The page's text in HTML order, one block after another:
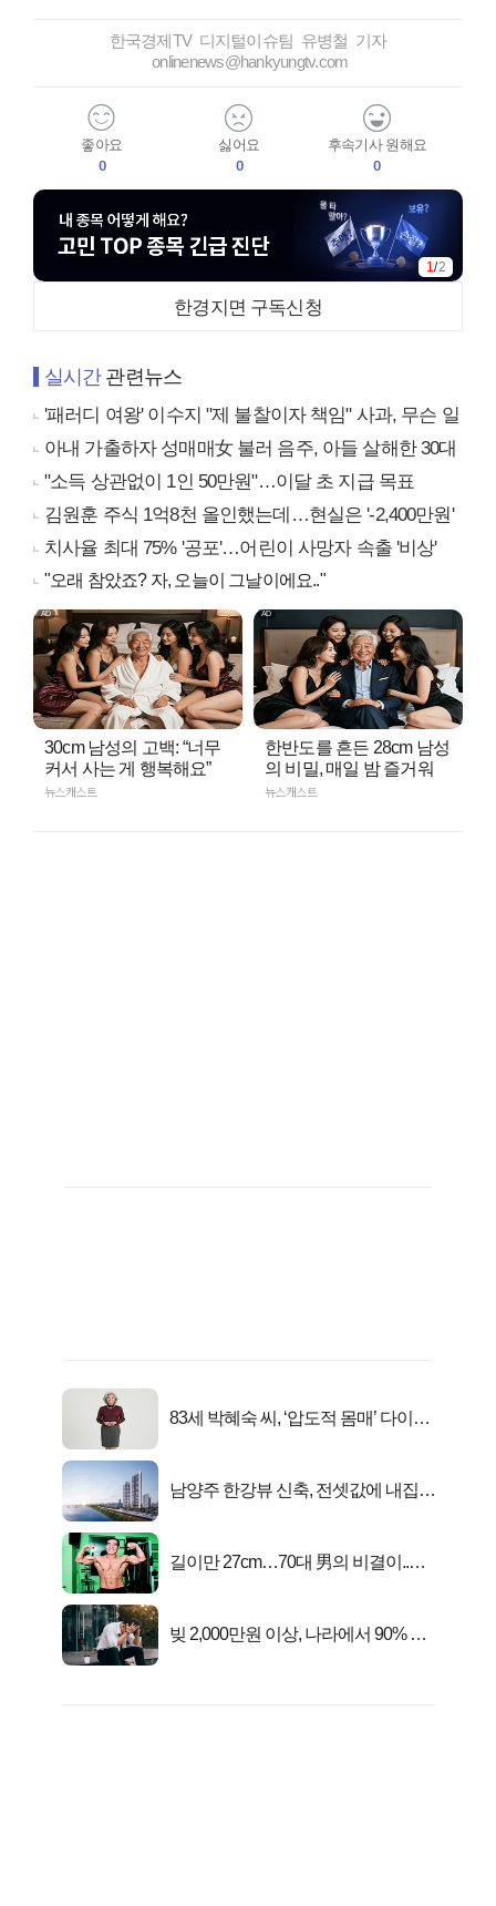
한국경제TV 디지털이슈팀 유병철 기자
onlinenews@hankyungtv.com
좋아요
0
싫어요
0
후속기사 원해요
0
1 /2
한경지면 구독신청
실시간관련뉴스
'패러디 여왕' 이수지 "제 불찰이자 책임" 사과, 무슨 일
아내 가출하자 성매매女 불러 음주, 아들 살해한 30대
"소득 상관없이 1인 50만원"…이달 초 지급 목표
김원훈 주식 1억8천 올인했는데…현실은 '-2,400만원'
치사율 최대 75% '공포'…어린이 사망자 속출 '비상'
"오래 참았죠? 자, 오늘이 그날이에요.."
30cm 남성의 고백: “너무
커서 사는 게 행복해요”
뉴스캐스트
한반도를 흔든 28cm 남성
의 비밀, 매일 밤 즐거워
뉴스캐스트
83세 박혜숙 씨, ‘압도적 몸매’ 다이어
남양주 한강뷰 신축, 전셋값에 내집마
길이만 27cm…70대 男의 비결이..충
빚 2,000만원 이상, 나라에서 90% 갚